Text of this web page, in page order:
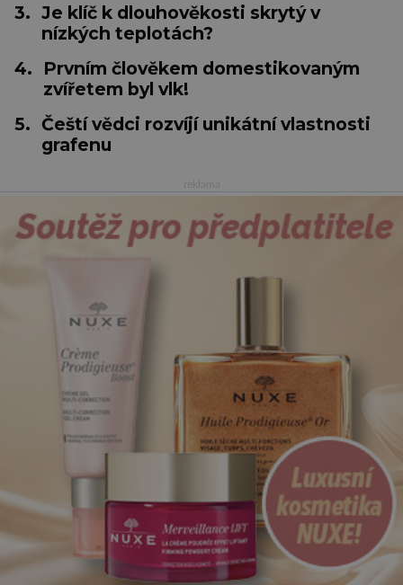
3. Je klíč k dlouhověkosti skrytý v
nízkých teplotách?
4.
Prvním člověkem domestikovaným
zvířetem byl vlk!
5. Čeští vědci rozvíjí unikátní vlastnosti
grafenu